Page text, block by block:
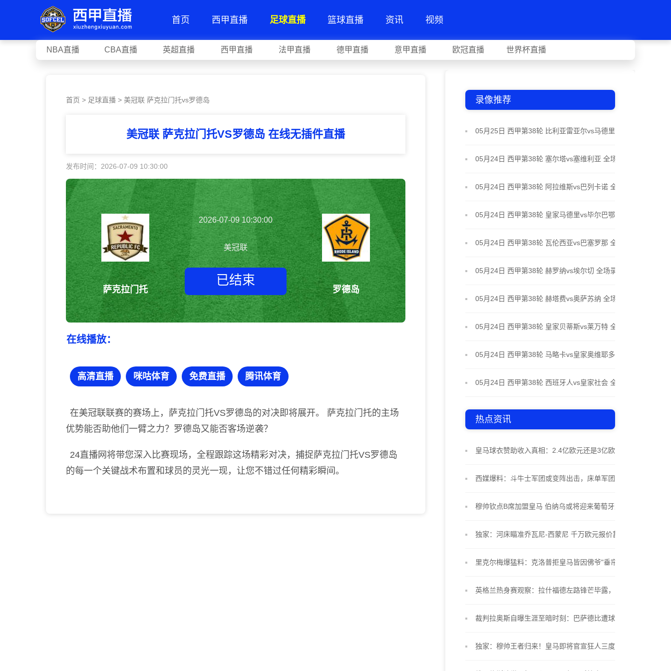
首页 西甲直播 足球直播 篮球直播 资讯 视频
NBA直播 CBA直播 英超直播 西甲直播 法甲直播 德甲直播 意甲直播 欧冠直播 世界杯直播
首页 > 足球直播 > 美冠联 萨克拉门托vs罗德岛
美冠联 萨克拉门托VS罗德岛 在线无插件直播
发布时间：2026-07-09 10:30:00
萨克拉门托
2026-07-09 10:30:00
美冠联
已结束
罗德岛
在线播放：
高清直播 咪咕体育 免费直播 腾讯体育
在美冠联联赛的赛场上，萨克拉门托VS罗德岛的对决即将展开。 萨克拉门托的主场
优势能否助他们一臂之力？罗德岛又能否客场逆袭？
24直播网将带您深入比赛现场，全程跟踪这场精彩对决，捕捉萨克拉门托VS罗德岛
的每一个关键战术布置和球员的灵光一现，让您不错过任何精彩瞬间。
录像推荐
05月25日 西甲第38轮 比利亚雷亚尔vs马德里竞技 全
05月24日 西甲第38轮 塞尔塔vs塞维利亚 全场录像
05月24日 西甲第38轮 阿拉维斯vs巴列卡诺 全场录像
05月24日 西甲第38轮 皇家马德里vs毕尔巴鄂竞技 全
05月24日 西甲第38轮 瓦伦西亚vs巴塞罗那 全场录像
05月24日 西甲第38轮 赫罗纳vs埃尔切 全场录像
05月24日 西甲第38轮 赫塔费vs奥萨苏纳 全场录像
05月24日 西甲第38轮 皇家贝蒂斯vs莱万特 全场录像
05月24日 西甲第38轮 马略卡vs皇家奥维耶多 全场录
05月24日 西甲第38轮 西班牙人vs皇家社会 全场录像
热点资讯
皇马球衣赞助收入真相：2.4亿欧元还是3亿欧元？
西媒爆料：斗牛士军团或变阵出击，床单军团锁定"小
穆帅钦点B席加盟皇马 伯纳乌或将迎来葡萄牙双星联
独家：河床瞄准乔瓦尼-西蒙尼 千万欧元报价蓄势待
里克尔梅爆猛料：克洛普拒皇马皆因佛爷"垂帘听政"
英格兰热身赛观察：拉什福德左路锋芒毕露，贝林厄
裁判拉奥斯自曝生涯至暗时刻：巴萨德比遭球员言语
独家：穆帅王者归来！皇马即将官宣狂人三度执掌银